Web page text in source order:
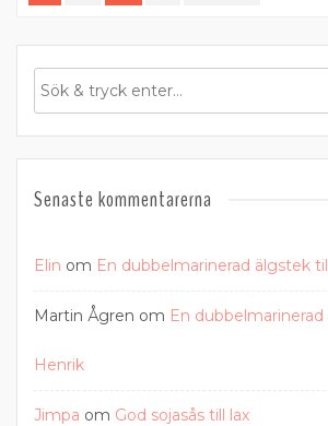
Senaste kommentarerna
Elin om En dubbelmarinerad älgstek
Martin Ågren om En
Henrik
Jimpa om God sojasås till lax